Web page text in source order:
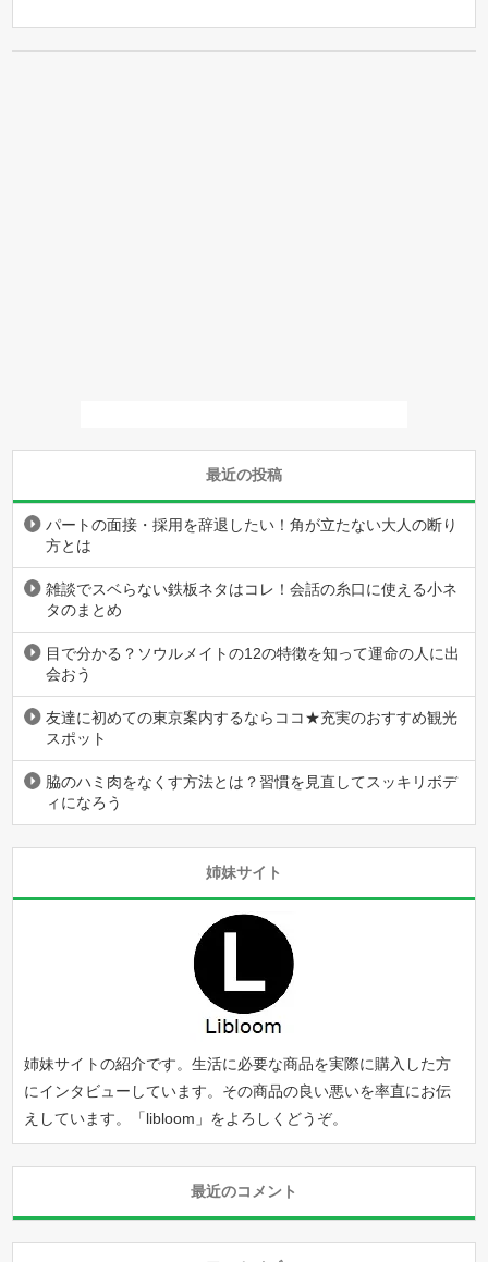
最近の投稿
パートの面接・採用を辞退したい！角が立たない大人の断り
方とは
雑談でスベらない鉄板ネタはコレ！会話の糸口に使える小ネ
タのまとめ
目で分かる？ソウルメイトの12の特徴を知って運命の人に出
会おう
友達に初めての東京案内するならココ★充実のおすすめ観光
スポット
脇のハミ肉をなくす方法とは？習慣を見直してスッキリボデ
ィになろう
姉妹サイト
姉妹サイトの紹介です。生活に必要な商品を実際に購入した方
にインタビューしています。その商品の良い悪いを率直にお伝
えしています。「libloom 」をよろしくどうぞ。
最近のコメント